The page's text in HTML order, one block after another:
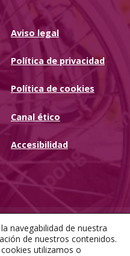
Aviso legal
Política de privacidad
Política de cookies
Canal ético
Accesibilidad
de
navegabilidad de nuestra
de nuestros contenidos.
utilizamos o